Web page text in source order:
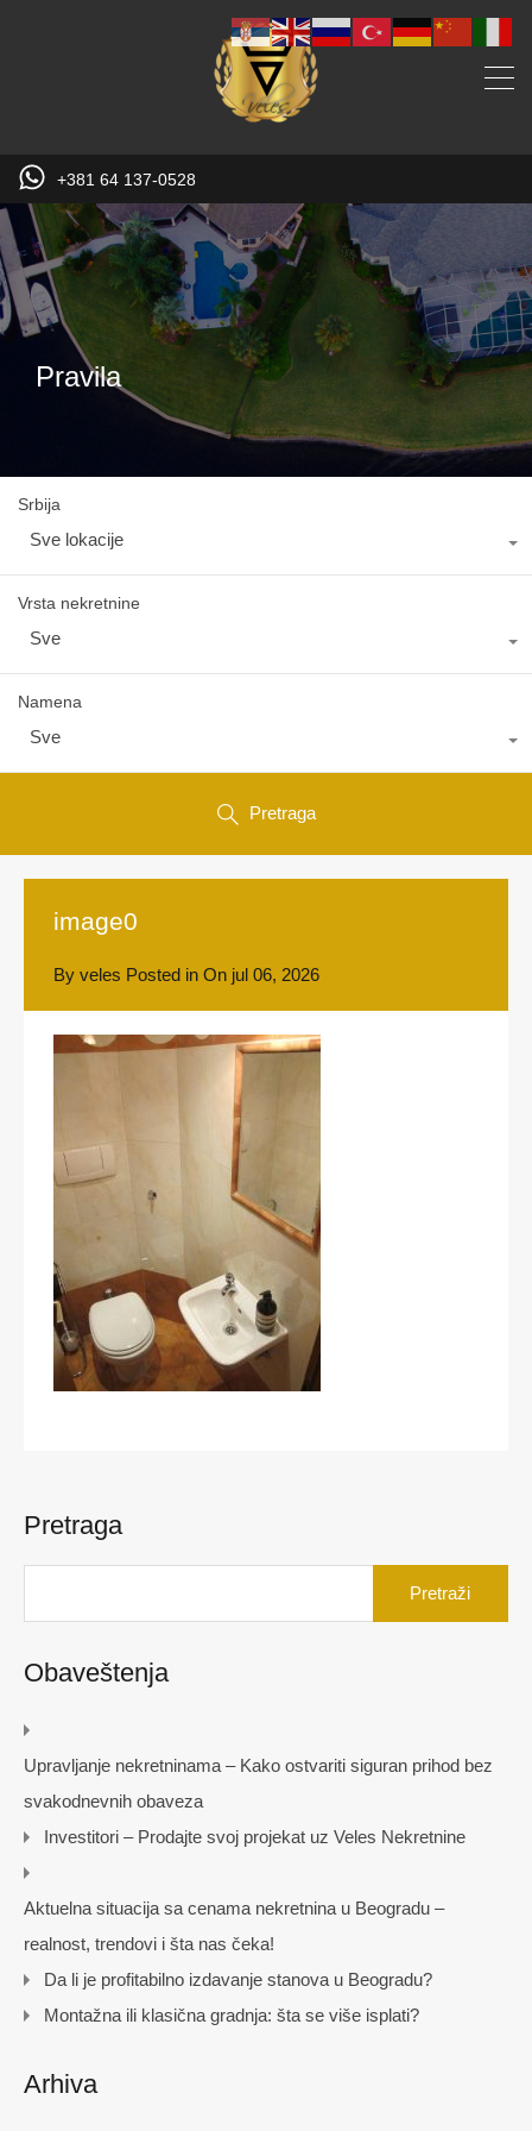
+381 64 137-0528
Pravila
Srbija
Sve lokacije
Vrsta nekretnine
Sve
Namena
Sve
Pretraga
image0
By veles Posted in On jul 06, 2026
Pretraga
Obaveštenja
Upravljanje nekretninama – Kako ostvariti siguran prihod bez
svakodnevnih obaveza
Investitori – Prodajte svoj projekat uz Veles Nekretnine
Aktuelna situacija sa cenama nekretnina u Beogradu –
realnost, trendovi i šta nas čeka!
Da li je profitabilno izdavanje stanova u Beogradu?
Montažna ili klasična gradnja: šta se više isplati?
Arhiva